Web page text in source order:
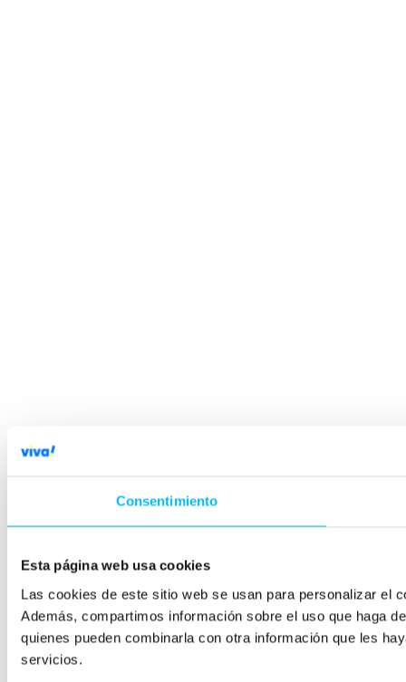
Consentimiento
Esta página web usa cookies
Las cookies de este sitio web se usan para personalizar el
Además, compartimos información sobre el uso que haga
quienes pueden combinarla con otra información que les
servicios.